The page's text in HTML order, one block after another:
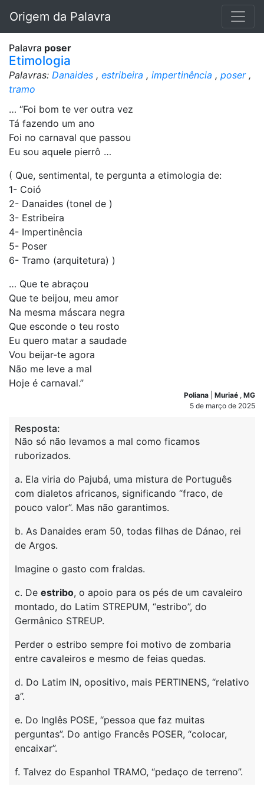
Origem da Palavra
Palavra poser
Etimologia
Palavras: Danaides , estribeira , impertinência , poser,
tramo
… “Foi bom te ver outra vez
Tá fazendo um ano
Foi no carnaval que passou
Eu sou aquele pierrô …
( Que, sentimental, te pergunta a etimologia de:
1- Coió
2- Danaides (tonel de )
3- Estribeira
4- Impertinência
5- Poser
6- Tramo (arquitetura) )
… Que te abraçou
Que te beijou, meu amor
Na mesma máscara negra
Que esconde o teu rosto
Eu quero matar a saudade
Vou beijar-te agora
Não me leve a mal
Hoje é carnaval.”
Poliana Muriaé , MG
5 de março de 2025
Resposta:
Não só não levamos a mal como ficamos
ruborizados.
a. Ela viria do Pajubá, uma mistura de Português
com dialetos africanos, significando “fraco, de
pouco valor”. Mas não garantimos.
b. As Danaides eram 50, todas filhas de Dánao, rei
de Argos.
Imagine o gasto com fraldas.
c. De estribo, o apoio para os pés de um cavaleiro
montado, do Latim STREPUM, “estribo”, do
Germânico STREUP.
Perder o estribo sempre foi motivo de zombaria
entre cavaleiros e mesmo de feias quedas.
d. Do Latim IN, opositivo, mais PERTINENS, “relativo
a”.
e. Do Inglês POSE, “pessoa que faz muitas
perguntas”. Do antigo Francês POSER, “colocar,
encaixar”.
f. Talvez do Espanhol TRAMO, “pedaço de terreno”.